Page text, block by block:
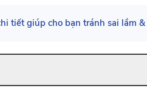
tiết giúp cho bạn tránh sai lầm